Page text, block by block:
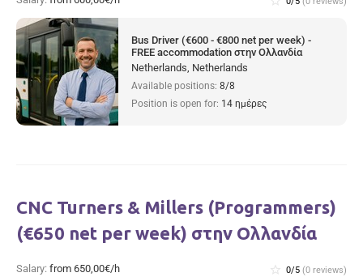
Bus Driver (€600 - €800 net per week) -
FREE accommodation στην Ολλανδία
Netherlands, Netherlands
Available positions: 8/8
Position is open for: 14 ημέρες
CNC Turners & Millers (Programmers)
(€650 net per week) στην Ολλανδία
Salary: from 650,00€/h star_border 0/5 (0 reviews)